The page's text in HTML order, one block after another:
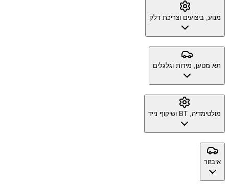
מנוע, ביצועים וצריכת דלק
תא מטען, מידות וגלגלים
מולטימדיה, BT ושיקוף נייד
איבזור